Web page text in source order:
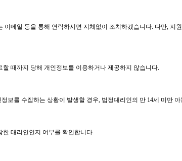
이메일 등을 통해 연락하시면 지체없이 조치하겠습니다 다만 지
때까지 당해 개인정보를 이용하거나 제공하지 않습니다
보를 수집하는 상황이 발생할 경우 법정대리인의 만 14세 미만
한 대리인인지 여부를 확인합니다